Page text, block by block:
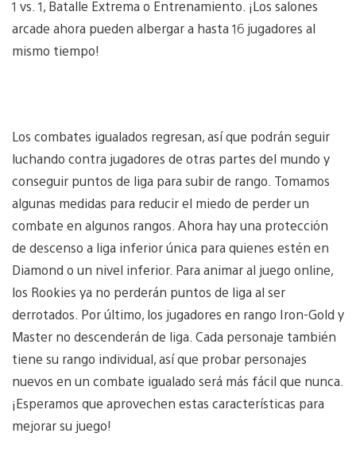
1 vs. 1, Batalle Extrema o Entrenamiento. ¡Los salones
arcade ahora pueden albergar a hasta 16 jugadores al
mismo tiempo!
Los combates igualados regresan, así que podrán seguir
luchando contra jugadores de otras partes del mundo y
conseguir puntos de liga para subir de rango. Tomamos
algunas medidas para reducir el miedo de perder un
combate en algunos rangos. Ahora hay una protección
de descenso a liga inferior única para quienes estén en
Diamond o un nivel inferior. Para animar al juego online,
los Rookies ya no perderán puntos de liga al ser
derrotados. Por último, los jugadores en rango Iron-Gold y
Master no descenderán de liga. Cada personaje también
tiene su rango individual, así que probar personajes
nuevos en un combate igualado será más fácil que nunca.
¡Esperamos que aprovechen estas características para
mejorar su juego!